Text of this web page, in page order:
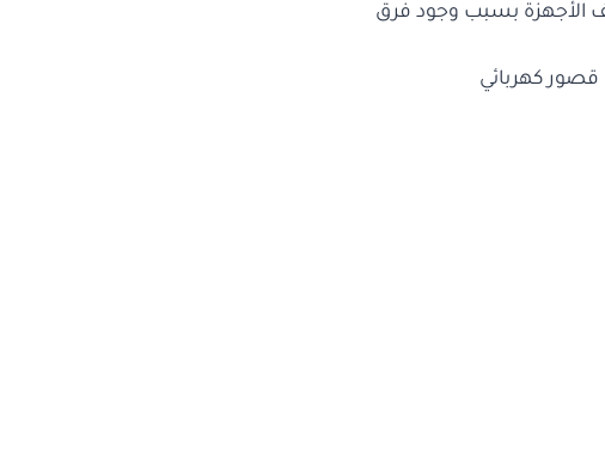
الأجهزة بسبب وجود فرق
قصور كهربائي